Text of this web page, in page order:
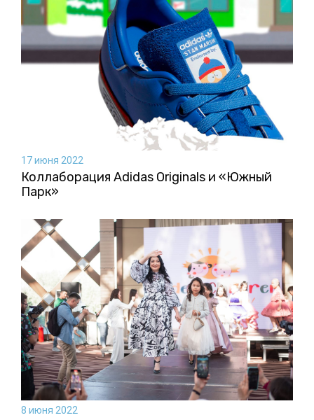
17 июня 2022
Коллаборация Аdidas Originals и «Южный
Парк»
8 июня 2022